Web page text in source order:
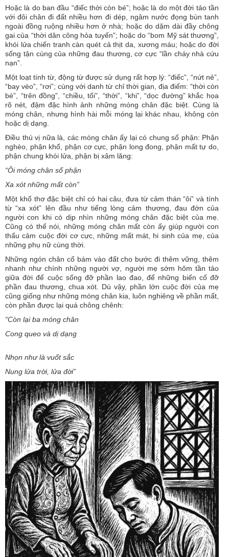
Hoặc là do ban đầu “điếc thời còn bé”; hoặc là do một đời tảo tần
với đôi chân đi đất nhiều hơn đi dép, ngâm nước đọng bùn tanh
ngoài đồng ruộng nhiều hơn ở nhà; hoặc do dặm dài đầy chông
gai của “thời dân công hỏa tuyến”; hoặc do “bom Mỹ sát thương”,
khói lửa chiến tranh càn quét cả thịt da, xương máu; hoặc do đời
sống tận cùng của những đau thương, cơ cực “lần cháy nhà cứu
nạn”.
Một loạt tính từ, động từ được sử dụng rất hợp lý: “điếc”, “nứt nẻ”,
“bay vèo”, “rơi”; cùng với danh từ chỉ thời gian, địa điểm: “thời còn
bé”, “trên đồng”, “chiều, tối”, “thời”, “khi”, “dọc đường” khắc họa
rõ nét, đậm đặc hình ảnh những móng chân đặc biệt. Cùng là
móng chân, nhưng hình hài mỗi móng lại khác nhau, không còn
hoặc dị dạng.
Điều thú vị nữa là, các móng chân ấy lại có chung số phận: Phận
nghèo, phận khổ, phận cơ cực, phận long đong, phận mất tự do,
phận chung khói lửa, phận bị xâm lăng:
“Ôi móng chân số phận
Xa xót những mất còn”
Một khổ thơ đặc biệt chỉ có hai câu, đưa từ cảm thán “ôi” và tính
từ “xa xót” lên đầu như tiếng lòng cảm thương, đau đớn của
người con khi có dịp nhìn những móng chân đặc biệt của mẹ.
Cũng có thể nói, những móng chân mất còn ấy giúp người con
thấu cảm cuộc đời cơ cực, những mất mát, hi sinh của mẹ, của
những phụ nữ cùng thời.
Những ngón chân cố bám vào đất cho bước đi thêm vững, thêm
nhanh như chính những người vợ, người mẹ sớm hôm tần tảo
giữa đời để cuộc sống đỡ phần lao đao, để những biến cố đỡ
phần đau thương, chua xót. Dù vậy, phần lớn cuộc đời của mẹ
cũng giống như những móng chân kia, luôn nghiêng về phần mất,
còn phần được lại quá chông chênh:
“Còn lại ba móng chân
Cong queo và dị dạng
Nhọn như là vuốt sắc
Nung lửa trời, lửa đời”